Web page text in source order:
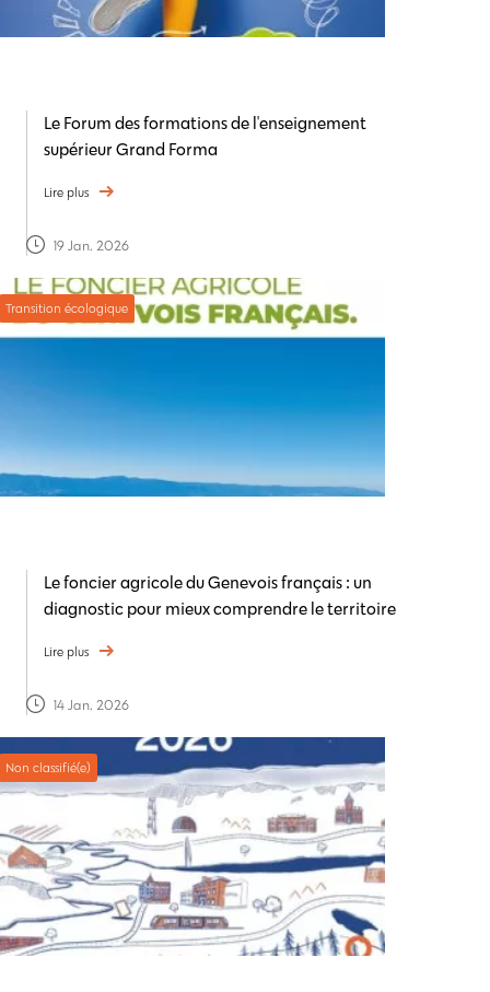
Le Forum des formations de l'enseignement
supérieur Grand Forma
Lire plus
19 Jan. 2026
Transition écologique
Le foncier agricole du Genevois français : un
diagnostic pour mieux comprendre le territoire
Lire plus
14 Jan. 2026
Non classifié(e)